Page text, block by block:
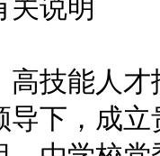
说明
能人才
导下，成